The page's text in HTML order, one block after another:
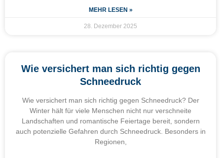
MEHR LESEN »
28. Dezember 2025
Wie versichert man sich richtig gegen
Schneedruck
Wie versichert man sich richtig gegen Schneedruck? Der
Winter hält für viele Menschen nicht nur verschneite
Landschaften und romantische Feiertage bereit, sondern
auch potenzielle Gefahren durch Schneedruck. Besonders in
Regionen,